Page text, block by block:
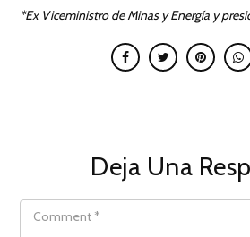
*Ex Viceministro de Minas y Energía y
Deja Una
COMMENT